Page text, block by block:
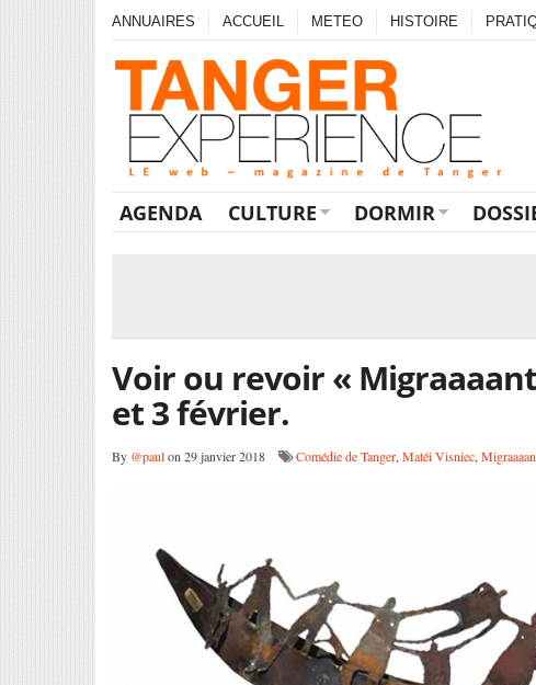
ANNUAIRES ACCUEIL METEO HISTOIRE
AGENDA CULTURE DORMIR
Voir ou revoir «
et 3 février.
By @paulon 29 janvier 2018 Comédie de Tanger,Matéi Visniec,